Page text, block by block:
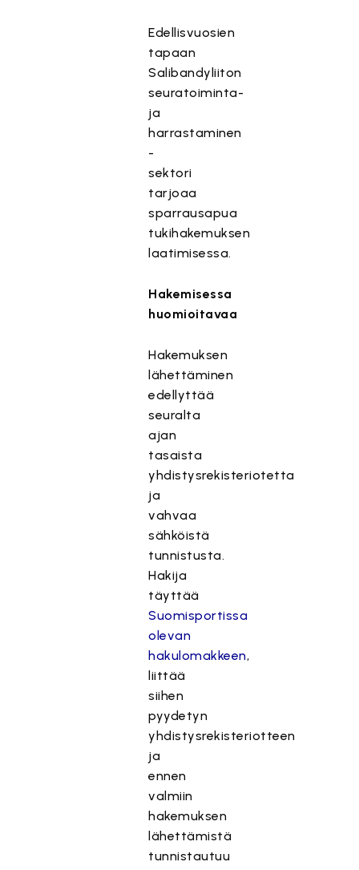
Edellisvuosien
tapaan
Salibandyliiton
seuratoiminta-
ja
harrastaminen
-
sektori
tarjoaa
sparrausapua
tukihakemuksen
laatimisessa.
Hakemisessa
huomioitavaa
Hakemuksen
lähettäminen
edellyttää
seuralta
ajan
tasaista
yhdistysrekisteriotetta
ja
vahvaa
sähköistä
tunnistusta.
Hakija
täyttää
Suomisportissa
olevan
hakulomakkeen,
liittää
siihen
pyydetyn
yhdistysrekisteriotteen
ja
ennen
valmiin
hakemuksen
lähettämistä
tunnistautuu